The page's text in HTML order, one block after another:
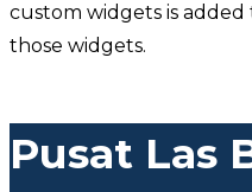
custom widgets is
those widgets.
Pusat Las